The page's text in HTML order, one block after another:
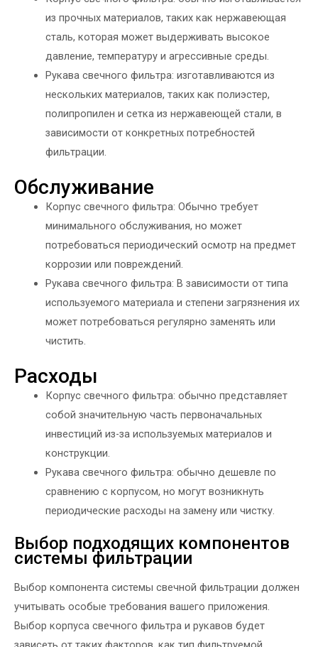
из прочных материалов, таких как нержавеющая
сталь, которая может выдерживать высокое
давление, температуру и агрессивные среды.
Рукава свечного фильтра: изготавливаются из
нескольких материалов, таких как полиэстер,
полипропилен и сетка из нержавеющей стали, в
зависимости от конкретных потребностей
фильтрации.
Обслуживание
Корпус свечного фильтра: Обычно требует
минимального обслуживания, но может
потребоваться периодический осмотр на предмет
коррозии или повреждений.
Рукава свечного фильтра: В зависимости от типа
используемого материала и степени загрязнения их
может потребоваться регулярно заменять или
чистить.
Расходы
Корпус свечного фильтра: обычно представляет
собой значительную часть первоначальных
инвестиций из-за используемых материалов и
конструкции.
Рукава свечного фильтра: обычно дешевле по
сравнению с корпусом, но могут возникнуть
периодические расходы на замену или чистку.
Выбор подходящих компонентов
системы фильтрации
Выбор компонента системы свечной фильтрации должен
учитывать особые требования вашего приложения.
Выбор корпуса свечного фильтра и рукавов будет